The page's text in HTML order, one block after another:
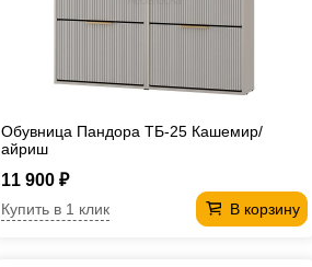
Обувница Пандора ТБ-25 Кашемир/
айриш
11 900 ₽
В корзину
Купить в 1 клик